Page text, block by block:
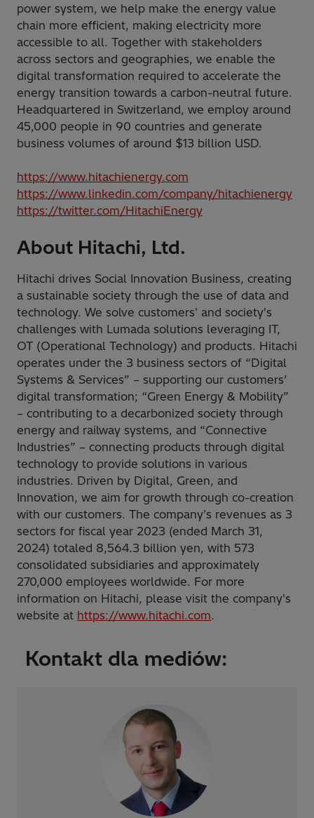
power system, we help make the energy value
chain more efficient, making electricity more
accessible to all. Together with stakeholders
across sectors and geographies, we enable the
digital transformation required to accelerate the
energy transition towards a carbon-neutral future.
Headquartered in Switzerland, we employ around
45,000 people in 90 countries and generate
business volumes of around $13 billion USD.
https://www.hitachienergy.com
https://www.linkedin.com/company/hitachienergy
https://twitter.com/HitachiEnergy
About Hitachi, Ltd.
Hitachi drives Social Innovation Business, creating
a sustainable society through the use of data and
technology. We solve customers' and society's
challenges with Lumada solutions leveraging IT,
OT (Operational Technology) and products. Hitachi
operates under the 3 business sectors of “Digital
Systems & Services” – supporting our customers’
digital transformation; “Green Energy & Mobility”
– contributing to a decarbonized society through
energy and railway systems, and “Connective
Industries” – connecting products through digital
technology to provide solutions in various
industries. Driven by Digital, Green, and
Innovation, we aim for growth through co-creation
with our customers. The company’s revenues as 3
sectors for fiscal year 2023 (ended March 31,
2024) totaled 8,564.3 billion yen, with 573
consolidated subsidiaries and approximately
270,000 employees worldwide. For more
information on Hitachi, please visit the company's
website at https://www.hitachi.com.
Kontakt dla mediów: